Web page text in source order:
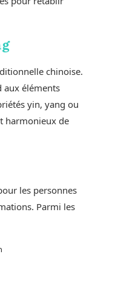
chinoise.
aux éléments
yin, yang ou
harmonieux de
les personnes
Parmi les